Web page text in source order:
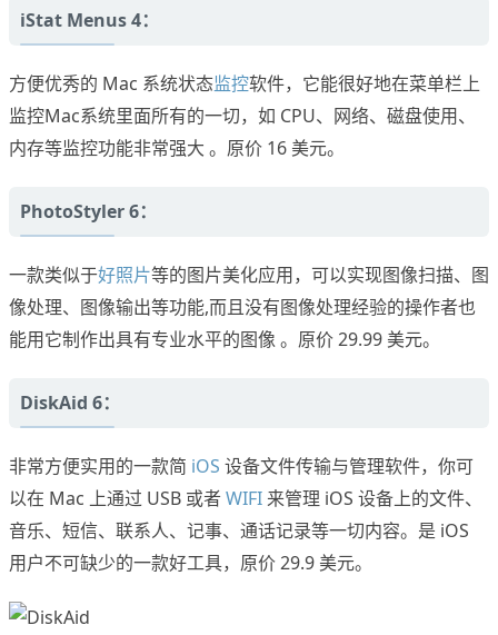
iStat Menus 4：
方便优秀的 Mac 系统状态监控软件，它能很好地在菜单栏上
监控Mac系统里面所有的一切，如 CPU、网络、磁盘使用、
内存等监控功能非常强大 。原价 16 美元。
PhotoStyler 6：
一款类似于好照片等的图片美化应用，可以实现图像扫描、图
像处理、图像输出等功能,而且没有图像处理经验的操作者也
能用它制作出具有专业水平的图像 。原价 29.99 美元。
DiskAid 6：
非常方便实用的一款简 iOS 设备文件传输与管理软件，你可
以在 Mac 上通过 USB 或者WIFI 来管理 iOS 设备上的文件、
音乐、短信、联系人、记事、通话记录等一切内容。是 iOS
用户不可缺少的一款好工具，原价 29.9 美元。